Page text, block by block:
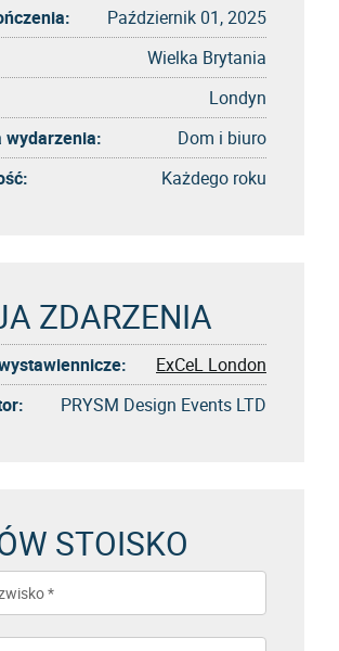
Październik 01, 2025
Wielka Brytania
Londyn
wydarzenia:
Dom i biuro
Każdego roku
ZDARZENIA
ExCeL London
PRYSM Design Events LTD
STOISKO